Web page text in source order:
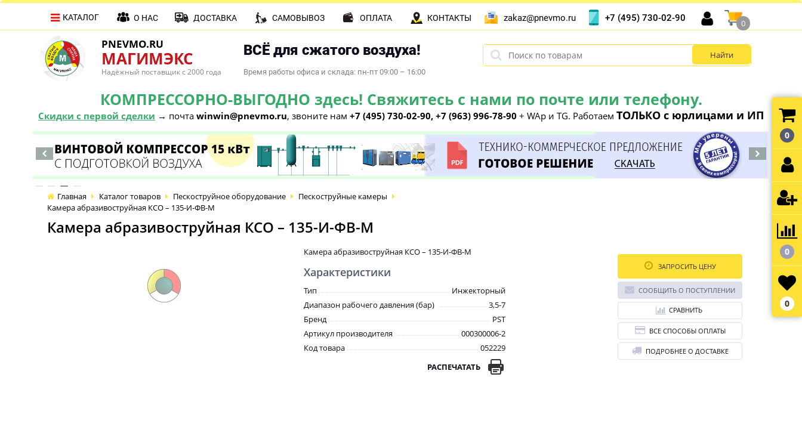
PNEVMO.RU
МАГИМЭКС
Надёжный поставщик с 2000 года
ВСЁ для сжатого воздуха!
Время работы офиса и склада: пн-пт 09:00 – 16:00
КОМПРЕССОРНО-ВЫГОДНО здесь! Свяжитесь с нами по почте или телефону.
Скидки с первой сделки → почта winwin@pnevmo.ru, звоните нам +7 (495) 730-02-90, +7 (963) 996-78-90 + WAp и TG. Работаем ТОЛЬКО с юрлицами и ИП
КАТАЛОГ О НАС ДОСТАВКА САМОВЫВОЗ ОПЛАТА КОНТАКТЫ zakaz@pnevmo.ru +7 (495) 730-02-90
0
Главная Каталог товаров Пескоструйное оборудование
Пескоструйные камеры
Камера абразивоструйная КСО – 135-И-ФВ-М
Камера абразивоструйная КСО – 135-И-ФВ-М
Камера абразивоструйная КСО – 135-И-ФВ-М
Характеристики
Тип
Инжекторный
Диапазон рабочего давления (бар)
3,5-7
Бренд
PST
Артикул производителя
000300006-2
Код товара
052229
РАСПЕЧАТАТЬ
ЗАПРОСИТЬ ЦЕНУ
СООБЩИТЬ О ПОСТУПЛЕНИИ
СРАВНИТЬ
ВСЕ СПОСОБЫ ОПЛАТЫ
ПОДРОБНЕЕ О ДОСТАВКЕ
0
0
0